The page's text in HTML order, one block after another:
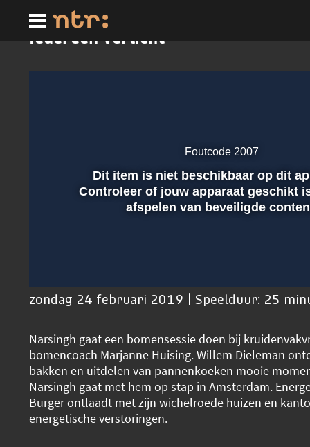
hoofdinhoud
Iedereen Verlicht
Afspelen
Foutcode 2007
Dit item is niet beschikbaar op dit
Controleer of jouw apparaat geschikt
afspelen van beveiligde
zondag 24 februari 2019 | Speelduur: 25
Narsingh gaat een bomensessie doen bij
bomencoach Marjanne Huising. Willem Dieleman
bakken en uitdelen van pannenkoeken mooie
Narsingh gaat met hem op stap in Amsterdam.
Burger ontlaadt met zijn wichelroede huizen en
energetische verstoringen.